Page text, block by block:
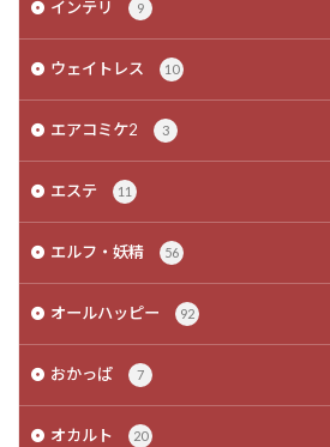
インテリ 9
ウェイトレス 10
エアコミケ2 3
エステ 11
エルフ・妖精 56
オールハッピー 92
おかっぱ 7
オカルト 20